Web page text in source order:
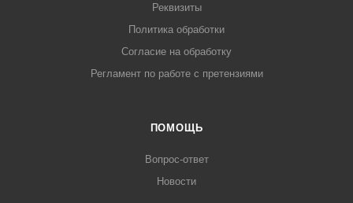
Реквизиты
Политика обработки
Согласие на обработку
Регламент по работе с претензиями
ПОМОЩЬ
Вопрос-ответ
Новости